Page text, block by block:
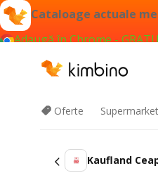
Cataloage actuale
Adaugă în Chrome -
Oferte
Kaufland